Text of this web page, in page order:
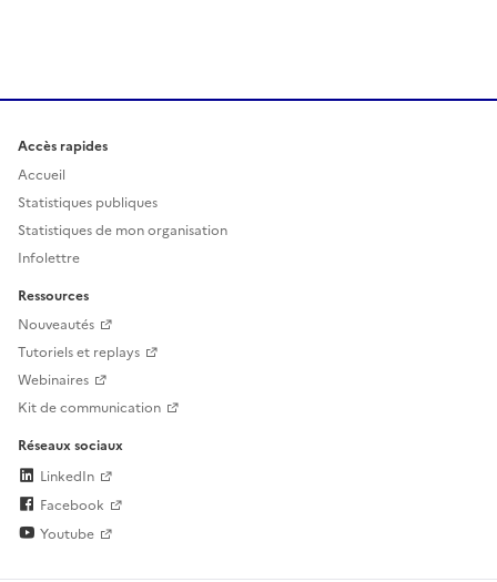
Accès rapides
Accueil
Statistiques publiques
Statistiques de mon organisation
Infolettre
Ressources
Nouveautés
Tutoriels et replays
Webinaires
Kit de communication
Réseaux sociaux
LinkedIn
Facebook
Youtube